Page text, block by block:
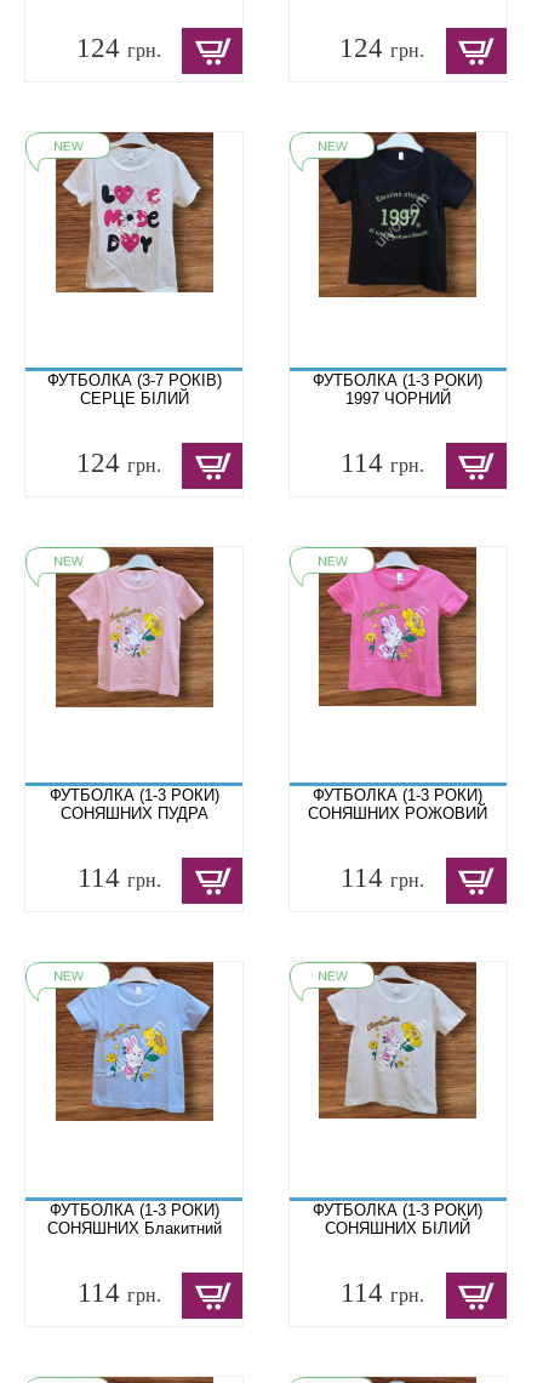
124 грн. 124грн.
ФУТБОЛКА (3-7 РОКІВ)
СЕРЦЕ БІЛИЙ
124 грн.
ФУТБОЛКА (1-3 РОКИ)
1997 ЧОРНИЙ
114грн.
ФУТБОЛКА (1-3 РОКИ)
СОНЯШНИХ ПУДРА
114 грн.
ФУТБОЛКА (1-3 РОКИ)
СОНЯШНИХ РОЖОВИЙ
114грн.
ФУТБОЛКА (1-3 РОКИ)
СОНЯШНИХ Блакитний
114 грн.
ФУТБОЛКА (1-3 РОКИ)
СОНЯШНИХ БІЛИЙ
114грн.